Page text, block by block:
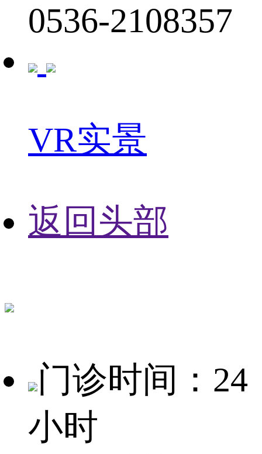
0536-2108357
VR实景
返回头部
门诊时间：24
小时